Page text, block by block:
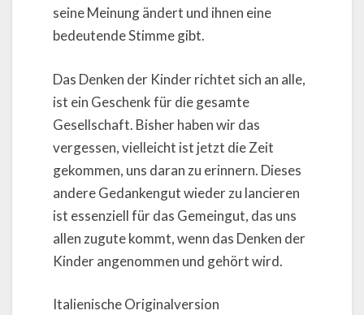
seine Meinung ändert und ihnen eine
bedeutende Stimme gibt.
Das Denken der Kinder richtet sich an alle,
ist ein Geschenk für die gesamte
Gesellschaft. Bisher haben wir das
vergessen, vielleicht ist jetzt die Zeit
gekommen, uns daran zu erinnern. Dieses
andere Gedankengut wieder zu lancieren
ist essenziell für das Gemeingut, das uns
allen zugute kommt, wenn das Denken der
Kinder angenommen und gehört wird.
Italienische Originalversion